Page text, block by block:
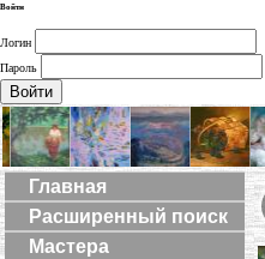
Войти
Логин
Пароль
Войти
Главная
Расширенный поиск
Мастера